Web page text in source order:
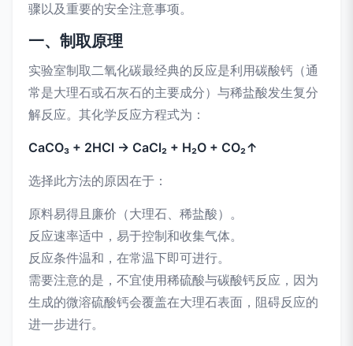
骤以及重要的安全注意事项。
一、制取原理
实验室制取二氧化碳最经典的反应是利用碳酸钙（通
常是大理石或石灰石的主要成分）与稀盐酸发生复分
解反应。其化学反应方程式为：
CaCO₃ + 2HCl → CaCl₂ + H₂O + CO₂↑
选择此方法的原因在于：
原料易得且廉价（大理石、稀盐酸）。
反应速率适中，易于控制和收集气体。
反应条件温和，在常温下即可进行。
需要注意的是，不宜使用稀硫酸与碳酸钙反应，因为
生成的微溶硫酸钙会覆盖在大理石表面，阻碍反应的
进一步进行。